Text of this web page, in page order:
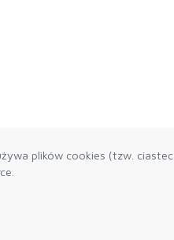
plików cookies (tzw.